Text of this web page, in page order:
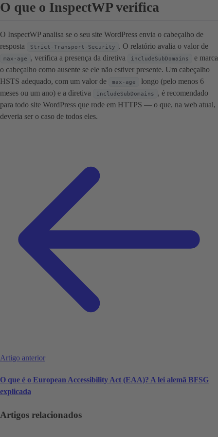
O que o InspectWP verifica
O InspectWP analisa se o seu site WordPress envia o cabeçalho de
resposta
Strict-Transport-Security . O relatório avalia o valor de
max-age , verifica a presença da diretiva includeSubDomains
e marca
o cabeçalho como ausente se ele não estiver presente. Um cabeçalho
HSTS adequado, com um valor de
max-age
longo (pelo menos 6
meses ou um ano) e a diretiva
includeSubDomains
, é recomendado
para todo site WordPress que rode em HTTPS — o que, na web atual,
deveria ser o caso de todos eles.
Artigo anterior
O que é o European Accessibility Act (EAA)? A lei alemã BFSG
explicada
Artigos relacionados